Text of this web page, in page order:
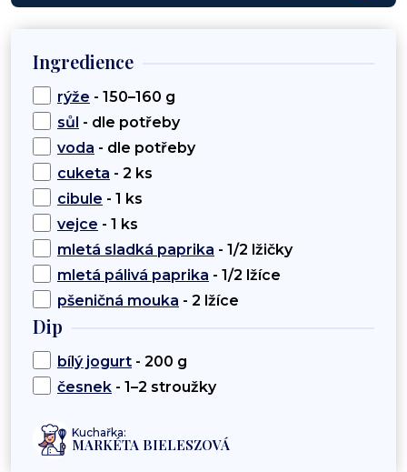
Ingredience
rýže - 150–160 g
sůl - dle potřeby
voda - dle potřeby
cuketa - 2 ks
cibule - 1 ks
vejce - 1 ks
mletá sladká paprika - 1/2 lžičky
mletá pálivá paprika - 1/2 lžíce
pšeničná mouka - 2 lžíce
Dip
bílý jogurt - 200 g
česnek - 1–2 stroužky
Kuchařka:
MARKÉTA BIELESZOVÁ